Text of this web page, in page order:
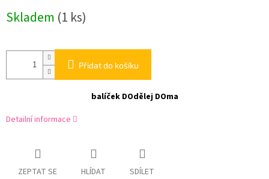
cena:
Skladem (1 ks)
Přidat do košíku
balíček DOdělej DOma
Detailní informace
ZEPTAT SE HLÍDAT SDÍLET